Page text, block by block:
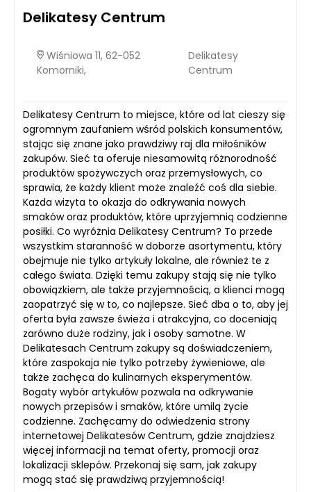
Delikatesy Centrum
Wiśniowa 11, 62-052
Komorniki,
Delikatesy
Centrum
Delikatesy Centrum to miejsce, które od lat cieszy się
ogromnym zaufaniem wśród polskich konsumentów,
stając się znane jako prawdziwy raj dla miłośników
zakupów. Sieć ta oferuje niesamowitą różnorodność
produktów spożywczych oraz przemysłowych, co
sprawia, że każdy klient może znaleźć coś dla siebie.
Każda wizyta to okazja do odkrywania nowych
smaków oraz produktów, które uprzyjemnią codzienne
posiłki. Co wyróżnia Delikatesy Centrum? To przede
wszystkim staranność w doborze asortymentu, który
obejmuje nie tylko artykuły lokalne, ale również te z
całego świata. Dzięki temu zakupy stają się nie tylko
obowiązkiem, ale także przyjemnością, a klienci mogą
zaopatrzyć się w to, co najlepsze. Sieć dba o to, aby jej
oferta była zawsze świeża i atrakcyjna, co doceniają
zarówno duże rodziny, jak i osoby samotne. W
Delikatesach Centrum zakupy są doświadczeniem,
które zaspokaja nie tylko potrzeby żywieniowe, ale
także zachęca do kulinarnych eksperymentów.
Bogaty wybór artykułów pozwala na odkrywanie
nowych przepisów i smaków, które umilą życie
codzienne. Zachęcamy do odwiedzenia strony
internetowej Delikatesów Centrum, gdzie znajdziesz
więcej informacji na temat oferty, promocji oraz
lokalizacji sklepów. Przekonaj się sam, jak zakupy
mogą stać się prawdziwą przyjemnością!